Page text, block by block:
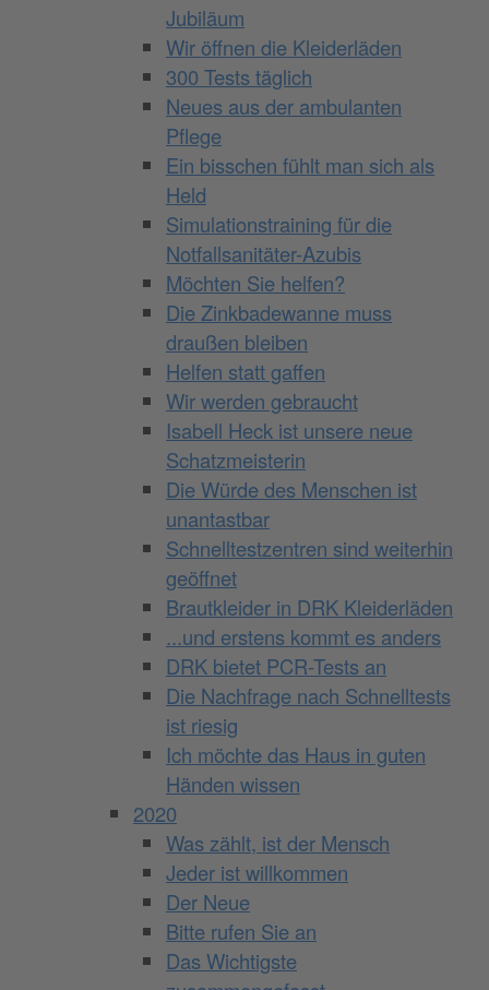
Jubiläum
Wir öffnen die Kleiderläden
300 Tests täglich
Neues aus der ambulanten
Pflege
Ein bisschen fühlt man sich als
Held
Simulationstraining für die
Notfallsanitäter-Azubis
Möchten Sie helfen?
Die Zinkbadewanne muss
draußen bleiben
Helfen statt gaffen
Wir werden gebraucht
Isabell Heck ist unsere neue
Schatzmeisterin
Die Würde des Menschen ist
unantastbar
Schnelltestzentren sind weiterhin
geöffnet
Brautkleider in DRK Kleiderläden
...und erstens kommt es anders
DRK bietet PCR-Tests an
Die Nachfrage nach Schnelltests
ist riesig
Ich möchte das Haus in guten
Händen wissen
2020
Was zählt, ist der Mensch
Jeder ist willkommen
Der Neue
Bitte rufen Sie an
Das Wichtigste